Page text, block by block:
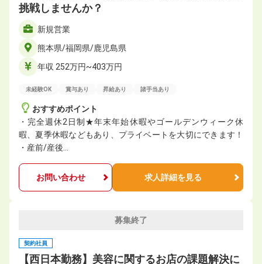
挑戦しませんか？
新規営業
熊本県/福岡県/鹿児島県
年収 252万円~403万円
未経験OK 賞与あり 昇給あり 諸手当あり
おすすめポイント
・完全週休2日制★年末年始休暇やゴールデンウィーク休
暇、夏季休暇などもあり、プライベートを大切にできます！
・産前/産後…
お問い合わせ 求人詳細を見る
募集終了
契約社員
【西日本勤務】美容に関するお店の課題解決に